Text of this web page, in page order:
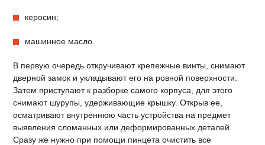
керосин;
машинное масло.
В первую очередь откручивают крепежные винты, снимают
дверной замок и укладывают его на ровной поверхности.
Затем приступают к разборке самого корпуса, для этого
снимают шурупы, удерживающие крышку. Открыв ее,
осматривают внутреннюю часть устройства на предмет
выявления сломанных или деформированных деталей.
Сразу же нужно при помощи пинцета очистить все